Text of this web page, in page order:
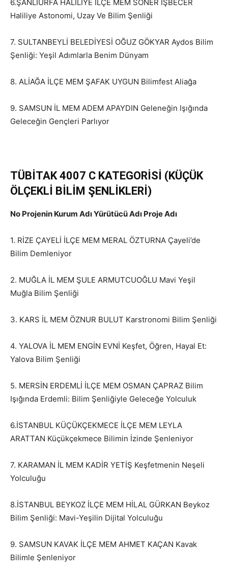
6.ŞANLIURFA HALİLİYE İLÇE MEM SONER İŞBECER
Haliliye Astonomi, Uzay Ve Bilim Şenliği
7. SULTANBEYLİ BELEDİYESİ OĞUZ GÖKYAR Aydos Bilim
Şenliği: Yeşil Adımlarla Benim Dünyam
8. ALİAĞA İLÇE MEM ŞAFAK UYGUN Bilimfest Aliağa
9. SAMSUN İL MEM ADEM APAYDIN Geleneğin Işığında
Geleceğin Gençleri Parlıyor
TÜBİTAK 4007 C KATEGORİSİ (KÜÇÜK
ÖLÇEKLİ BİLİM ŞENLİKLERİ)
No Projenin Kurum Adı Yürütücü Adı Proje Adı
1. RİZE ÇAYELİ İLÇE MEM MERAL ÖZTURNA Çayeli’de
Bilim Demleniyor
2. MUĞLA İL MEM ŞULE ARMUTCUOĞLU Mavi Yeşil
Muğla Bilim Şenliği
3. KARS İL MEM ÖZNUR BULUT Karstronomi Bilim Şenliği
4. YALOVA İL MEM ENGİN EVNİ Keşfet, Öğren, Hayal Et:
Yalova Bilim Şenliği
5. MERSİN ERDEMLİ İLÇE MEM OSMAN ÇAPRAZ Bilim
Işığında Erdemli: Bilim Şenliğiyle Geleceğe Yolculuk
6.İSTANBUL KÜÇÜKÇEKMECE İLÇE MEM LEYLA
ARATTAN Küçükçekmece Bilimin İzinde Şenleniyor
7. KARAMAN İL MEM KADİR YETİŞ Keşfetmenin Neşeli
Yolculuğu
8.İSTANBUL BEYKOZ İLÇE MEM HİLAL GÜRKAN Beykoz
Bilim Şenliği: Mavi-Yeşilin Dijital Yolculuğu
9. SAMSUN KAVAK İLÇE MEM AHMET KAÇAN Kavak
Bilimle Şenleniyor